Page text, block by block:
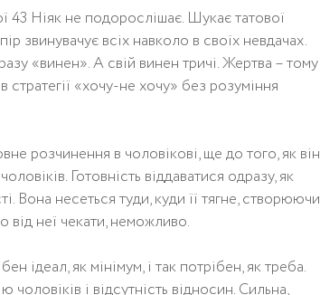
43 Ніяк не подорослішає. Шукає татової
звинувачує всіх навколо в своїх невдачах.
«винен». А свій винен тричі. Жертва – тому
«хочу-не хочу» без розуміння
розчинення в чоловікові, ще до того, як він
Готовність віддаватися одразу, як
Вона несеться туди, куди її тягне, створюючи
від неї чекати, неможливо.
ідеал, як мінімум, і так потрібен, як треба.
і відсутність відносин. Сильна,